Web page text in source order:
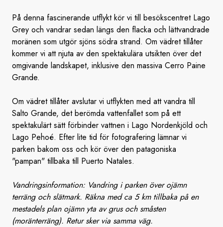
På denna fascinerande utflykt kör vi till besökscentret Lago
Grey och vandrar sedan längs den flacka och lättvandrade
moränen som utgör sjöns södra strand. Om vädret tillåter
kommer vi att njuta av den spektakulära utsikten över det
omgivande landskapet, inklusive den massiva Cerro Paine
Grande.
Om vädret tillåter avslutar vi utflykten med att vandra till
Salto Grande, det berömda vattenfallet som på ett
spektakulärt sätt förbinder vattnen i Lago Nordenkjöld och
Lago Pehoé. Efter lite tid för fotografering lämnar vi
parken bakom oss och kör över den patagoniska
"pampan" tillbaka till Puerto Natales.
Vandringsinformation: Vandring i parken över ojämn
terräng och slätmark. Räkna med ca 5 km tillbaka på en
mestadels plan ojämn yta av grus och småsten
(moränterräng). Retur sker via samma väg.